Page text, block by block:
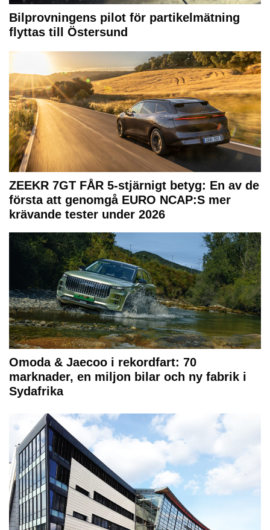
Bilprovningens pilot för partikelmätning
flyttas till Östersund
ZEEKR 7GT FÅR 5-stjärnigt betyg: En av de
första att genomgå EURO NCAP:S mer
krävande tester under 2026
Omoda & Jaecoo i rekordfart: 70
marknader, en miljon bilar och ny fabrik i
Sydafrika